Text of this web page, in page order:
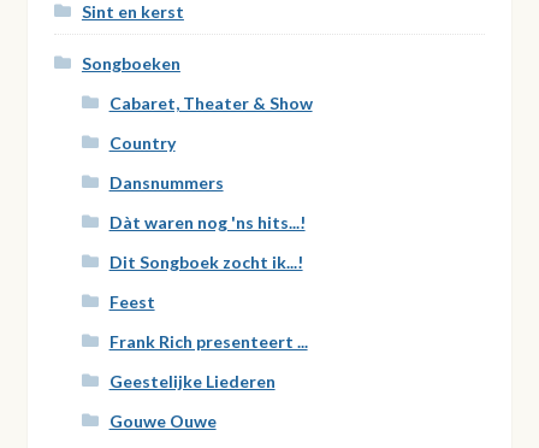
Sint en kerst
Songboeken
Cabaret, Theater & Show
Country
Dansnummers
Dàt waren nog 'ns hits...!
Dit Songboek zocht ik...!
Feest
Frank Rich presenteert ...
Geestelijke Liederen
Gouwe Ouwe